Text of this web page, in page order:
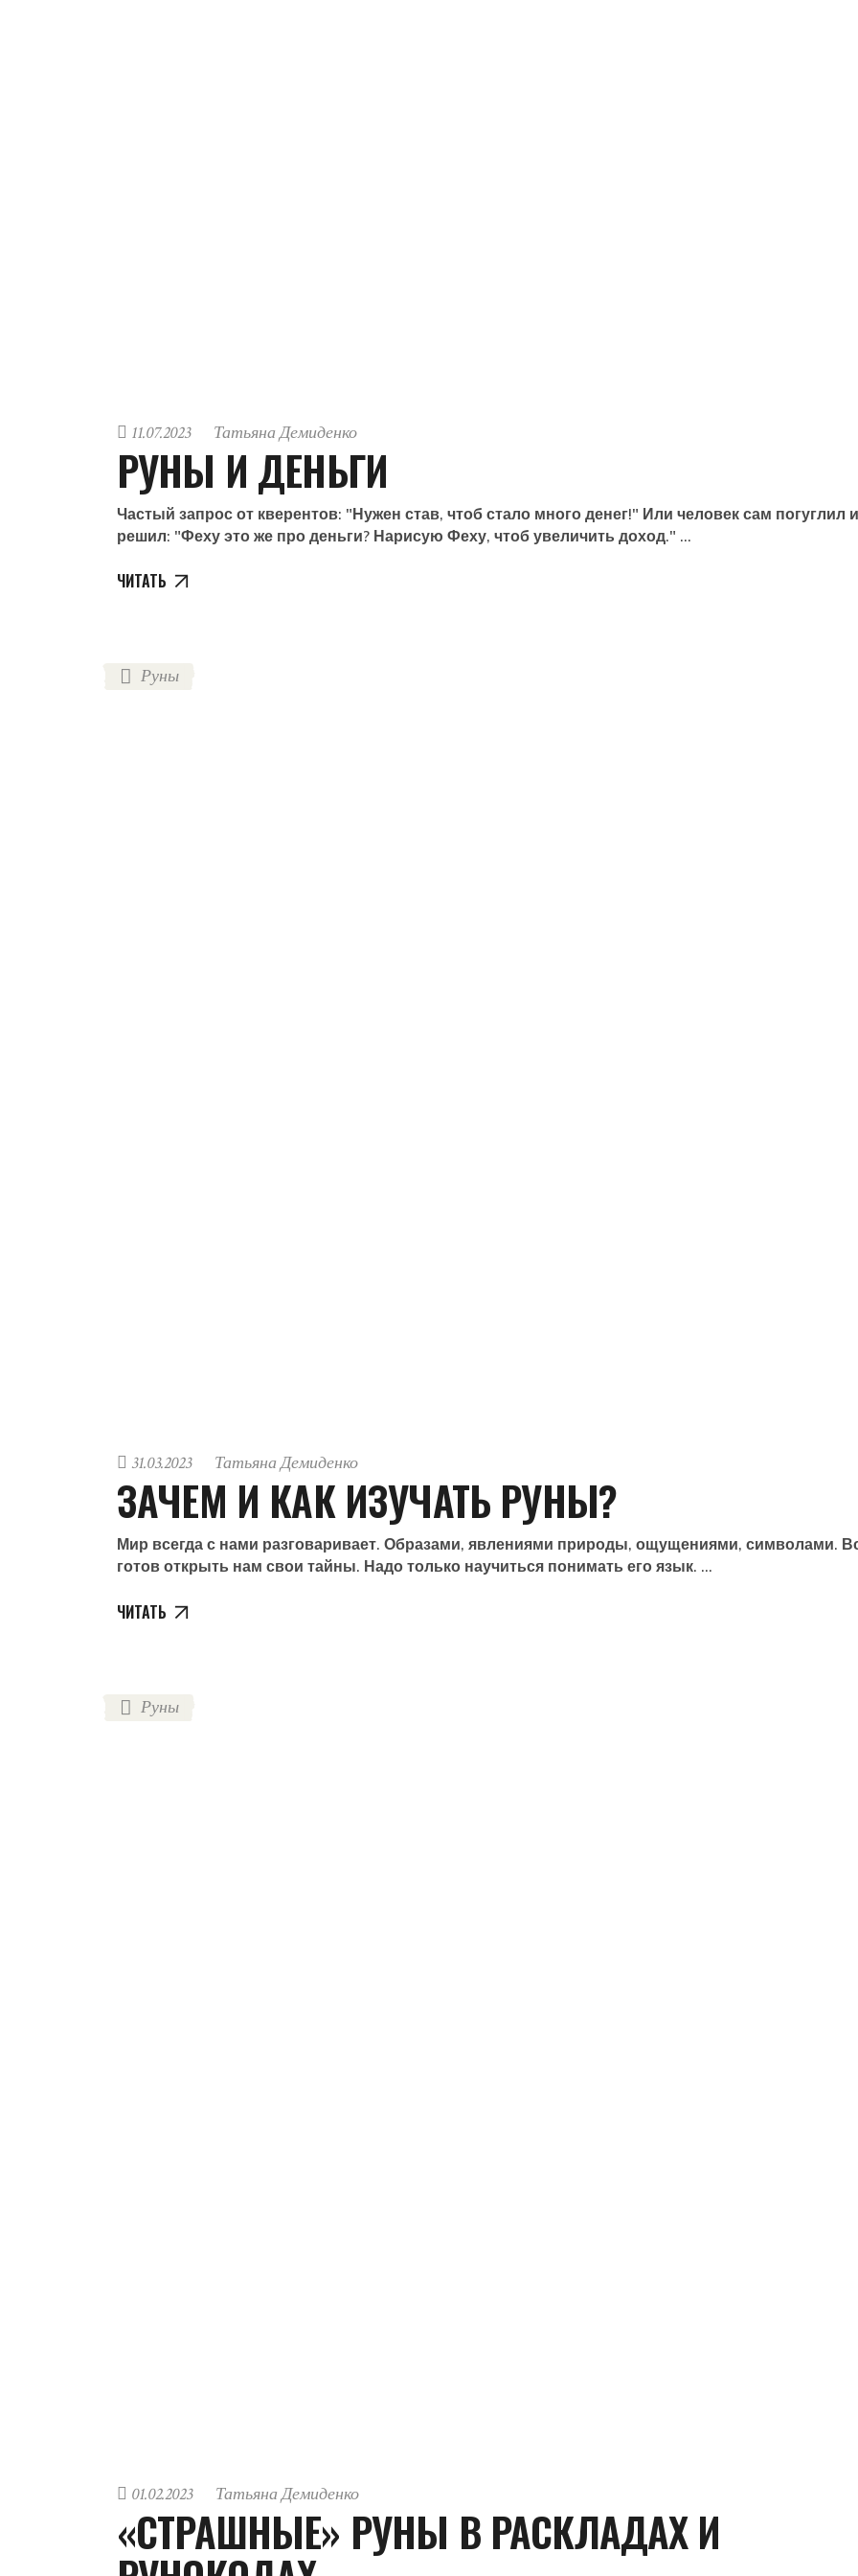
11.07.2023 Татьяна Демиденко
РУНЫ И ДЕНЬГИ
Частый запрос от кверентов: "Нужен став, чтоб стало много денег!" Или человек сам погуглил и
решил: "Феху это же про деньги? Нарисую Феху, чтоб увеличить доход."
ЧИТАТЬ
Руны
31.03.2023 Татьяна Демиденко
ЗАЧЕМ И КАК ИЗУЧАТЬ РУНЫ?
Мир всегда с нами разговаривает. Образами, явлениями природы, ощущениями, символами.
готов открыть нам свои тайны. Надо только научиться понимать его язык.
ЧИТАТЬ
Руны
01.02.2023 Татьяна Демиденко
«СТРАШНЫЕ» РУНЫ В РАСКЛАДАХ И